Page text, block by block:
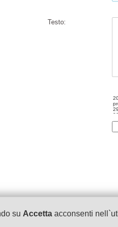
su Accetta acconsenti
Testo:
Srl- P.IVA 02221310804 -